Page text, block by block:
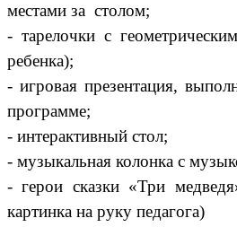
местами за столом;
- тарелочки с
ребенка);
- игровая презентация,
программе;
- интерактивный стол;
- музыкальная колонка с
- герои сказки «Три
картинка на руку педагога)